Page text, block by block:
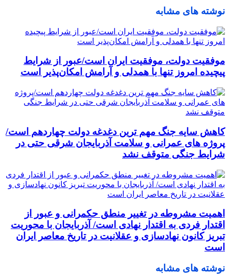
نوشته های مشابه
موفقیت دولت، موفقیت ایران است/عبور از شرایط
پیچیده امروز تنها با همدلی و آرامش امکان‌پذیر است
کاهش سایه جنگ مهم ‌ترین دغدغه دولت چهاردهم است/
پروژه ‌های عمرانی و سلامت آذربایجان شرقی حتی در
شرایط جنگی متوقف نشد
اهمیت مشروطه در تغییر منطق حکمرانی و عبور از
اقتدار فردی به اقتدار نهادی است/ آذربایجان با محوریت
تبریز کانون نهادسازی و عقلانیت در تاریخ معاصر ایران
است
نوشته های مشابه